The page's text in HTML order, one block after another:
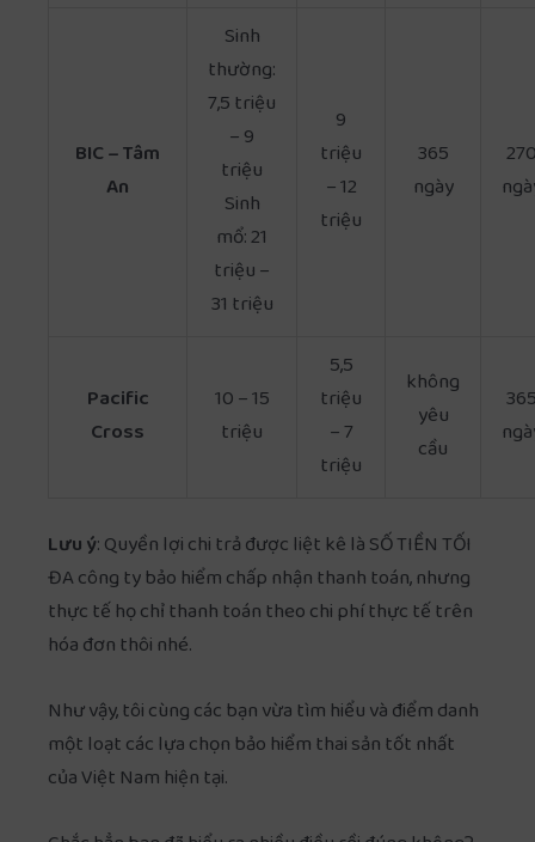
BIC – Tâm
An
Sinh
thường:
7,5 triệu
– 9
triệu
Sinh
mổ: 21
triệu –
31 triệu
9
triệu
– 12
triệu
365
ngày
Pacific
Cross
10 – 15
triệu
5,5
triệu
– 7
triệu
không
yêu
cầu
Lưu ý: Quyền lợi chi trả được liệt kê là SỐ TIỀN TỐI
ĐA công ty bảo hiểm chấp nhận thanh toán, nhưng
thực tế họ chỉ thanh toán theo chi phí thực tế trên
hóa đơn thôi nhé.
Như vậy, tôi cùng các bạn vừa tìm hiểu và điểm danh
một loạt các lựa chọn bảo hiểm thai sản tốt nhất
của Việt Nam hiện tại.